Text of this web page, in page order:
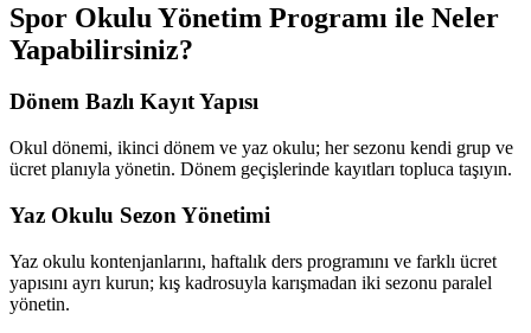
Spor Okulu Yönetim Programı ile Neler
Yapabilirsiniz?
Dönem Bazlı Kayıt Yapısı
Okul dönemi, ikinci dönem ve yaz okulu; her sezonu kendi grup ve
ücret planıyla yönetin. Dönem geçişlerinde kayıtları topluca taşıyın.
Yaz Okulu Sezon Yönetimi
Yaz okulu kontenjanlarını, haftalık ders programını ve farklı ücret
yapısını ayrı kurun; kış kadrosuyla karışmadan iki sezonu paralel
yönetin.